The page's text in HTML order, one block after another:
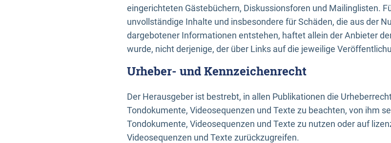
eingerichteten Gästebüchern, Diskussionsforen und Mailinglisten.
unvollständige Inhalte und insbesondere für Schäden, die aus der
dargebotener Informationen entstehen, haftet allein der Anbieter
wurde, nicht derjenige, der über Links auf die jeweilige
Urheber- und Kennzeichenrecht
Der Herausgeber ist bestrebt, in allen Publikationen die
Tondokumente, Videosequenzen und Texte zu beachten, von ihm
Tondokumente, Videosequenzen und Texte zu nutzen oder auf
Videosequenzen und Texte zurückzugreifen.